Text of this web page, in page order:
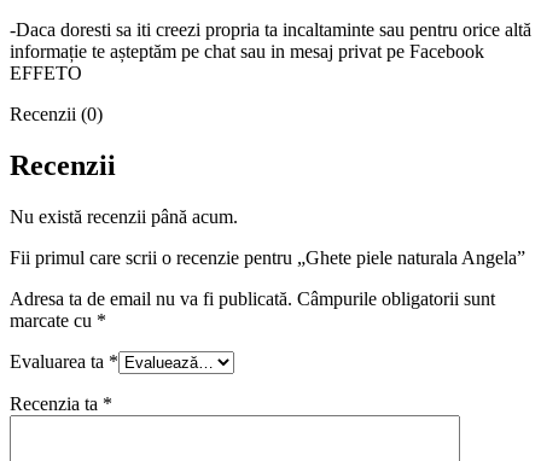
-Daca doresti sa iti creezi propria ta incaltaminte sau pentru orice altă
informație te așteptăm pe chat sau in mesaj privat pe Facebook
EFFETO
Recenzii (0)
Recenzii
Nu există recenzii până acum.
Fii primul care scrii o recenzie pentru „Ghete piele naturala Angela”
Adresa ta de email nu va fi publicată. Câmpurile obligatorii sunt
marcate cu *
Evaluarea ta *
Recenzia ta *